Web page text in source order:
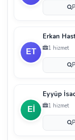
Erkan
1 hizmet
Eyyüp
1 hizmet